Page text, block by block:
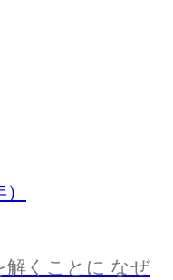
解くことに なぜ